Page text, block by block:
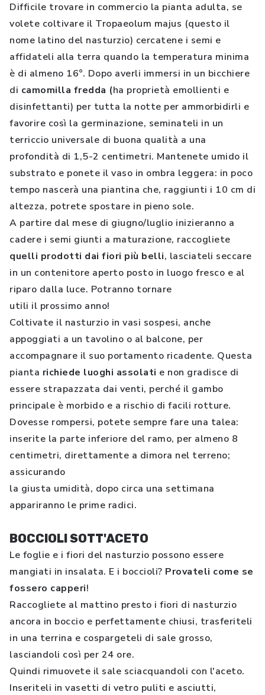
Difficile trovare in commercio la pianta adulta, se
volete coltivare il Tropaeolum majus (questo il
nome latino del nasturzio) cercatene i semi e
affidateli alla terra quando la temperatura minima
è di almeno 16°. Dopo averli immersi in un bicchiere
di camomilla fredda (ha proprietà emollienti e
disinfettanti) per tutta la notte per ammorbidirli e
favorire così la germinazione, seminateli in un
terriccio universale di buona qualità a una
profondità di 1,5-2 centimetri. Mantenete umido il
substrato e ponete il vaso in ombra leggera: in poco
tempo nascerà una piantina che, raggiunti i 10 cm di
altezza, potrete spostare in pieno sole.
A partire dal mese di giugno/luglio inizieranno a
cadere i semi giunti a maturazione, raccogliete
quelli prodotti dai fiori più belli, lasciateli seccare
in un contenitore aperto posto in luogo fresco e al
riparo dalla luce. Potranno tornare
utili il prossimo anno!
Coltivate il nasturzio in vasi sospesi, anche
appoggiati a un tavolino o al balcone, per
accompagnare il suo portamento ricadente. Questa
pianta richiede luoghi assolati e non gradisce di
essere strapazzata dai venti, perché il gambo
principale è morbido e a rischio di facili rotture.
Dovesse rompersi, potete sempre fare una talea:
inserite la parte inferiore del ramo, per almeno 8
centimetri, direttamente a dimora nel terreno;
assicurando
la giusta umidità, dopo circa una settimana
appariranno le prime radici.
BOCCIOLI SOTT'ACETO
Le foglie e i fiori del nasturzio possono essere
mangiati in insalata. E i boccioli? Provateli come se
fossero capperi!
Raccogliete al mattino presto i fiori di nasturzio
ancora in boccio e perfettamente chiusi, trasferiteli
in una terrina e cospargeteli di sale grosso,
lasciandoli così per 24 ore.
Quindi rimuovete il sale sciacquandoli con l'aceto.
Inseriteli in vasetti di vetro puliti e asciutti,